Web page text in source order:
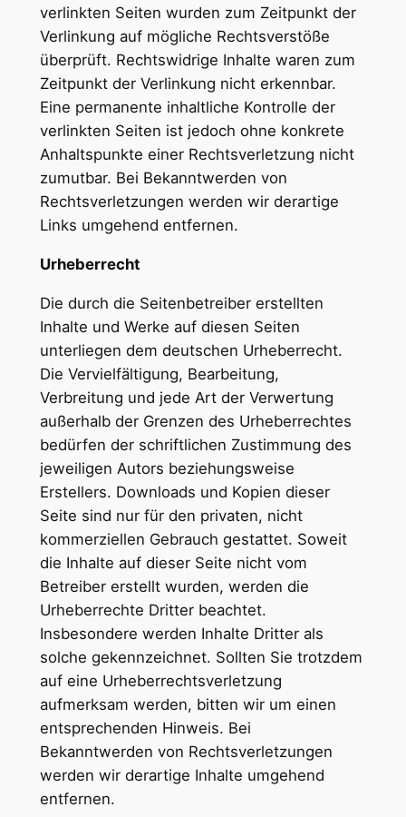
verlinkten Seiten wurden zum Zeitpunkt der
Verlinkung auf mögliche Rechtsverstöße
überprüft. Rechtswidrige Inhalte waren zum
Zeitpunkt der Verlinkung nicht erkennbar.
Eine permanente inhaltliche Kontrolle der
verlinkten Seiten ist jedoch ohne konkrete
Anhaltspunkte einer Rechtsverletzung nicht
zumutbar. Bei Bekanntwerden von
Rechtsverletzungen werden wir derartige
Links umgehend entfernen.
Urheberrecht
Die durch die Seitenbetreiber erstellten
Inhalte und Werke auf diesen Seiten
unterliegen dem deutschen Urheberrecht.
Die Vervielfältigung, Bearbeitung,
Verbreitung und jede Art der Verwertung
außerhalb der Grenzen des Urheberrechtes
bedürfen der schriftlichen Zustimmung des
jeweiligen Autors beziehungsweise
Erstellers. Downloads und Kopien dieser
Seite sind nur für den privaten, nicht
kommerziellen Gebrauch gestattet. Soweit
die Inhalte auf dieser Seite nicht vom
Betreiber erstellt wurden, werden die
Urheberrechte Dritter beachtet.
Insbesondere werden Inhalte Dritter als
solche gekennzeichnet. Sollten Sie trotzdem
auf eine Urheberrechtsverletzung
aufmerksam werden, bitten wir um einen
entsprechenden Hinweis. Bei
Bekanntwerden von Rechtsverletzungen
werden wir derartige Inhalte umgehend
entfernen.